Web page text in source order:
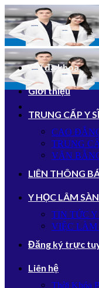
Bỏ
qua
nội
dung
Y sĩ đa khoa
Giới thiệu
TRUNG CẤP Y
CAO
TRUNG
VĂN
LIÊN THÔNG
Y HỌC LÂM
TIN TỨC
VIỆC LÀM
Đăng ký trực
Liên hệ
Thời Khóa